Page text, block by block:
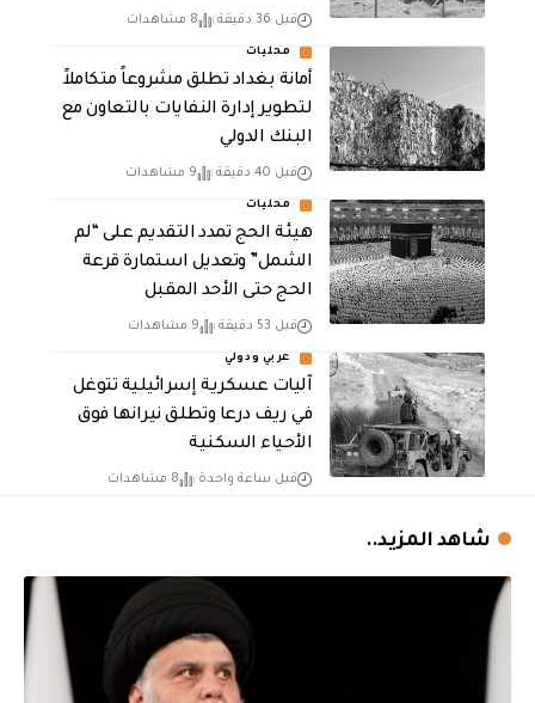
قبل 36 دقيقة 8 مشاهدات
محليات
أمانة بغداد تطلق مشروعاً متكاملاً
لتطوير إدارة النفايات بالتعاون مع
البنك الدولي
قبل 40 دقيقة 9 مشاهدات
محليات
هيئة الحج تمدد التقديم على “لم
الشمل” وتعديل استمارة قرعة
الحج حتى الأحد المقبل
قبل 53 دقيقة 9 مشاهدات
عربي ودولي
آليات عسكرية إسرائيلية تتوغل
في ريف درعا وتطلق نيرانها فوق
الأحياء السكنية
قبل ساعة واحدة 8 مشاهدات
شاهد المزيد..